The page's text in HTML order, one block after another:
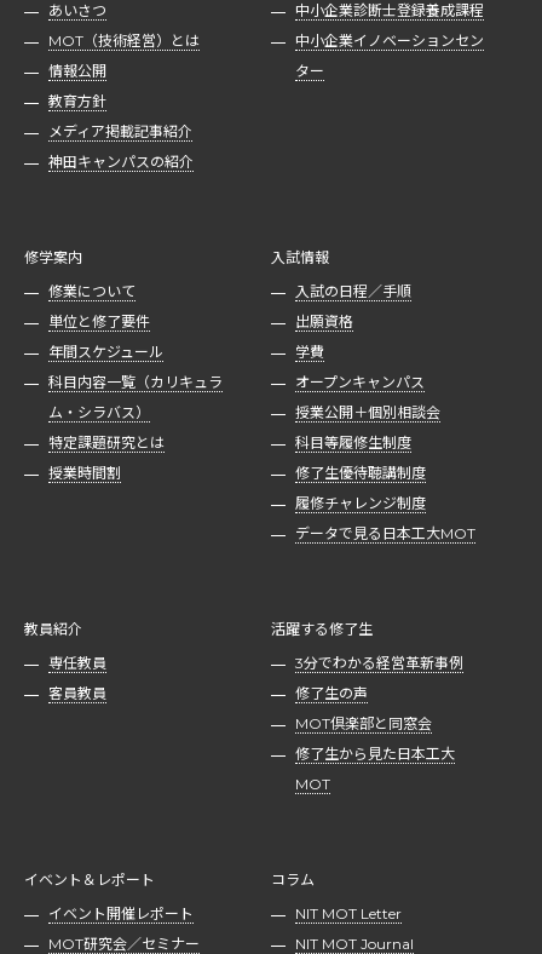
あいさつ
MOT（技術経営）とは
情報公開
教育方針
メディア掲載記事紹介
神田キャンパスの紹介
中小企業診断士登録養成課程
中小企業イノベーションセン
ター
修学案内
修業について
単位と修了要件
年間スケジュール
科目内容一覧（カリキュラ
ム・シラバス）
特定課題研究とは
授業時間割
入試情報
入試の日程／手順
出願資格
学費
オープンキャンパス
授業公開＋個別相談会
科目等履修生制度
修了生優待聴講制度
履修チャレンジ制度
データで見る日本工大MOT
教員紹介
専任教員
客員教員
活躍する修了生
3分でわかる経営革新事例
修了生の声
MOT倶楽部と同窓会
修了生から見た日本工大
MOT
イベント＆レポート
イベント開催レポート
MOT研究会／セミナー
コラム
NIT MOT Letter
NIT MOT Journal